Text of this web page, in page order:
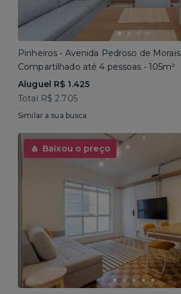
Pinheiros • Avenida Pedroso de Morais
Compartilhado até 4 pessoas • 105m²
Aluguel R$ 1.425
Total R$ 2.705
Similar a sua busca
Baixou o preço